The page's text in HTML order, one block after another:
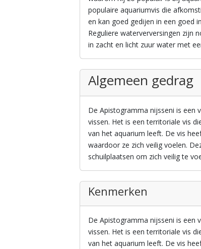
populaire aquariumvis die
en kan goed gedijen in een goed
Reguliere waterverversingen zijn
in zacht en licht zuur water met
Algemeen gedrag
De Apistogramma nijsseni is een
vissen. Het is een territoriale vis
van het aquarium leeft. De vis
waardoor ze zich veilig voelen.
schuilplaatsen om zich veilig te
Kenmerken
De Apistogramma nijsseni is een
vissen. Het is een territoriale vis
van het aquarium leeft. De vis